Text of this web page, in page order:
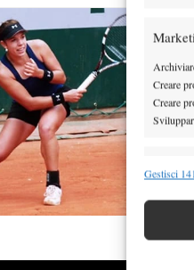
Creare
Creare
Gestisci